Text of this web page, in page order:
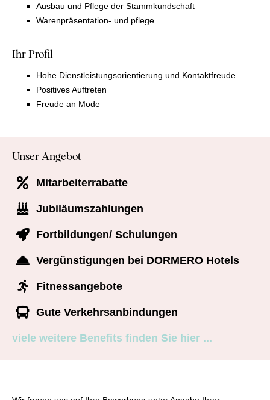
Ausbau und Pflege der Stammkundschaft
Warenpräsentation- und pflege
Ihr Profil
Hohe Dienstleistungsorientierung und Kontaktfreude
Positives Auftreten
Freude an Mode
Unser Angebot
Mitarbeiterrabatte
Jubiläumszahlungen
Fortbildungen/ Schulungen
Vergünstigungen bei DORMERO Hotels
Fitnessangebote
Gute Verkehrsanbindungen
viele weitere Benefits finden Sie hier ...